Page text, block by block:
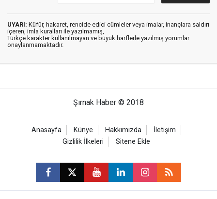
UYARI: Küfür, hakaret, rencide edici cümleler veya imalar, inançlara saldırı
içeren, imla kuralları ile yazılmamış,
Türkçe karakter kullanılmayan ve büyük harflerle yazılmış yorumlar
onaylanmamaktadır.
Şırnak Haber © 2018
Anasayfa Künye Hakkımızda
İletişim
Gizlilik İlkeleri
Sitene Ekle